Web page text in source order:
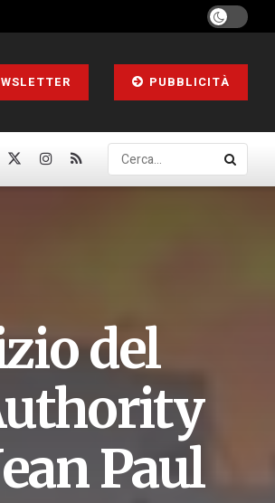
PUBBLICITÀ
del
Paul